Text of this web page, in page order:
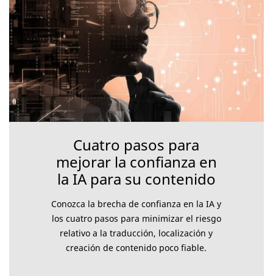
Cuatro pasos para
mejorar la confianza en
la IA para su contenido
Conozca la brecha de confianza en la IA y
los cuatro pasos para minimizar el riesgo
relativo a la traducción, localización y
creación de contenido poco fiable.